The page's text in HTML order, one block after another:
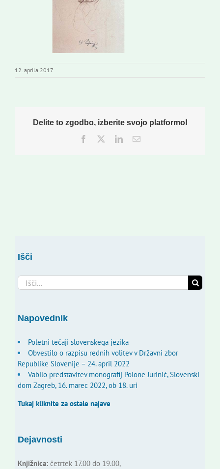
Koristne informacije
12. aprila 2017
Delite to zgodbo, izberite svojo platformo!
Facebook
TwitterLinkedInEmail
Išči
Search
for:
Napovednik
Poletni tečaji slovenskega jezika
Obvestilo o razpisu rednih volitev v Državni zbor
Republike Slovenije – 24. april 2022
Vabilo predstavitev monografij Polone Jurinić, Slovenski
dom Zagreb, 16. marec 2022, ob 18. uri
Tukaj kliknite za ostale najave
Dejavnosti
Knjižnica:četrtek 17.00 do 19.00,